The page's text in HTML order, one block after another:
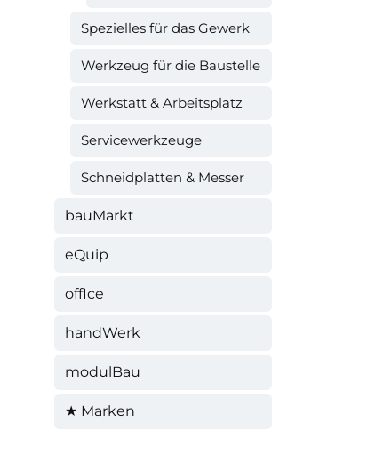
Spezielles für das Gewerk
Werkzeug für die Baustelle
Werkstatt & Arbeitsplatz
Servicewerkzeuge
Schneidplatten & Messer
bauMarkt
eQuip
offIce
handWerk
modulBau
★ Marken